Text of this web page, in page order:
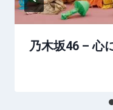
乃木坂46 – 心